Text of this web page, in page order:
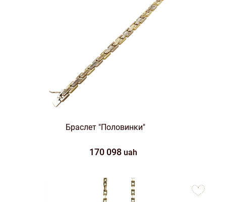
Браслет "Половинки"
170 098 uah
favorites